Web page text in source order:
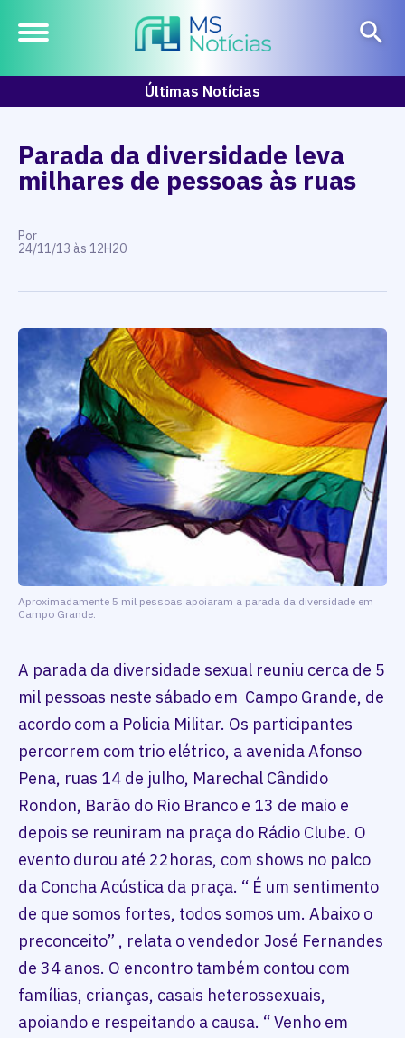
Últimas Notícias
Parada da diversidade leva
milhares de pessoas às ruas
Por
24/11/13 às 12H20
Aproximadamente 5 mil pessoas apoiaram a parada da diversidade em
Campo Grande.
A parada da diversidade sexual reuniu cerca de 5
mil pessoas neste sábado em Campo Grande, de
acordo com a Policia Militar. Os participantes
percorrem com trio elétrico, a avenida Afonso
Pena, ruas 14 de julho, Marechal Cândido
Rondon, Barão do Rio Branco e 13 de maio e
depois se reuniram na praça do Rádio Clube. O
evento durou até 22horas, com shows no palco
da Concha Acústica da praça. “ É um sentimento
de que somos fortes, todos somos um. Abaixo o
preconceito” , relata o vendedor José Fernandes
de 34 anos. O encontro também contou com
famílias, crianças, casais heterossexuais,
apoiando e respeitando a causa. “ Venho em